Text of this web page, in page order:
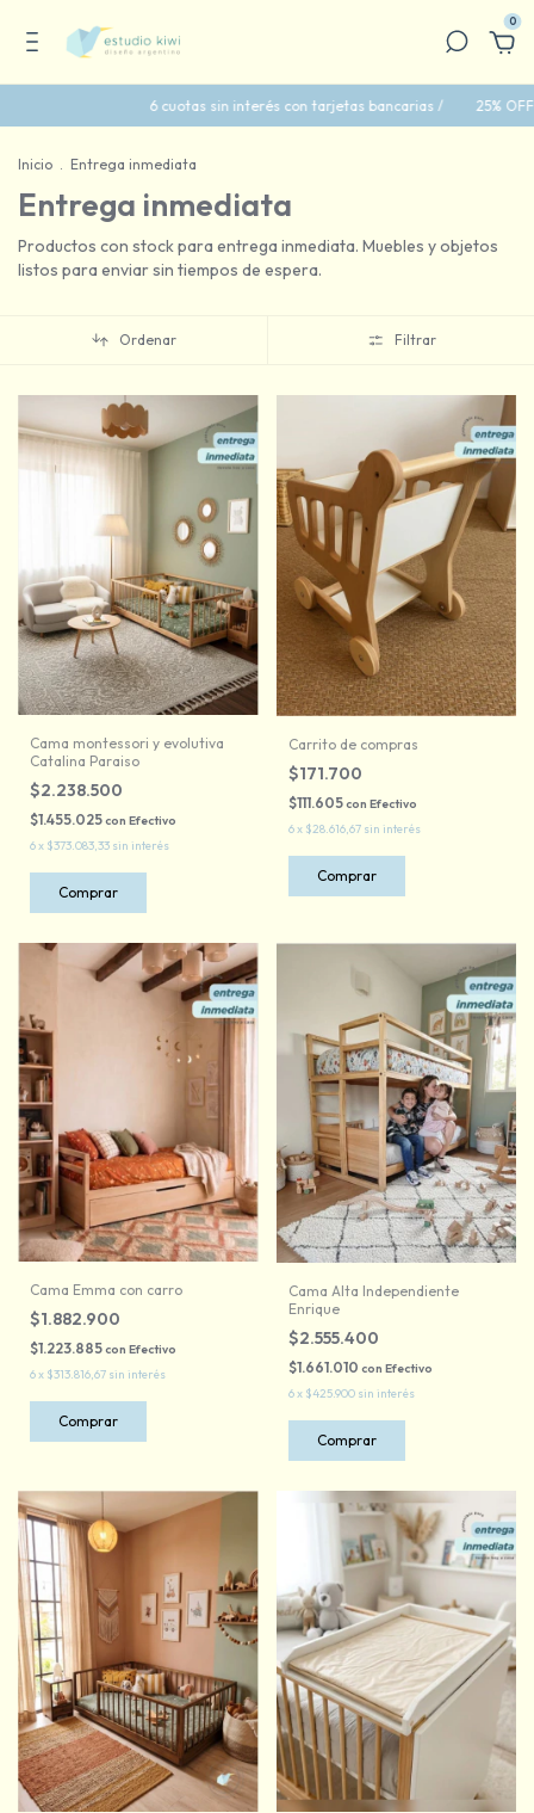
0
cuotas sin interés con tarjetas bancarias / 25% OFF con transferencia
Inicio . Entrega inmediata
Entrega inmediata
Productos con stock para entrega inmediata. Muebles y objetos
listos para enviar sin tiempos de espera.
Ordenar Filtrar
Cama montessori y evolutiva
Catalina Paraiso
$2.238.500
$1.455.025con Efectivo
6x $373.083,33 sin interés
Comprar
Carrito de compras
$171.700
$111.605con Efectivo
6x $28.616,67 sin interés
Cama Emma con carro
$1.882.900
$1.223.885con Efectivo
6x $313.816,67 sin interés
Comprar
Cama Alta Independiente
Enrique
$2.555.400
$1.661.010 con Efectivo
6x $425.900 sin interés
Comprar